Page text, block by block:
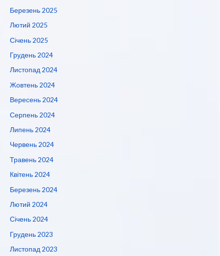
Березень 2025
Лютий 2025
Січень 2025
Грудень 2024
Листопад 2024
Жовтень 2024
Вересень 2024
Серпень 2024
Липень 2024
Червень 2024
Травень 2024
Квітень 2024
Березень 2024
Лютий 2024
Січень 2024
Грудень 2023
Листопад 2023